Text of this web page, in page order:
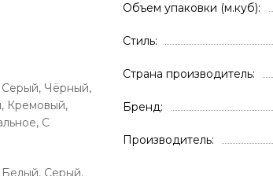
Серый, Чёрный,
Кремовый,
С
Серый,
Объем упаковки (м.куб)
Стиль
Страна производитель
Бренд
Производитель